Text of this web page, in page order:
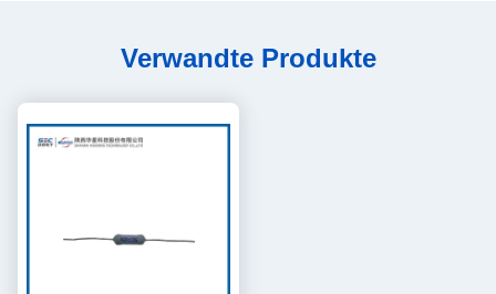
Verwandte Produkte